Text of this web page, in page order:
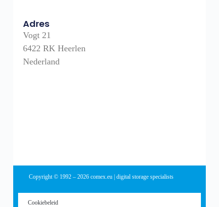
Adres
Vogt 21
6422 RK Heerlen
Nederland
Copyright © 1992 – 2026 comex.eu | digital storage specialists
Cookiebeleid